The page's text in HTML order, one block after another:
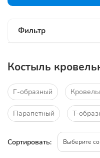
Фильтр
Костыль
Г-образный
Парапетный Т-
Сортировать: Выберите